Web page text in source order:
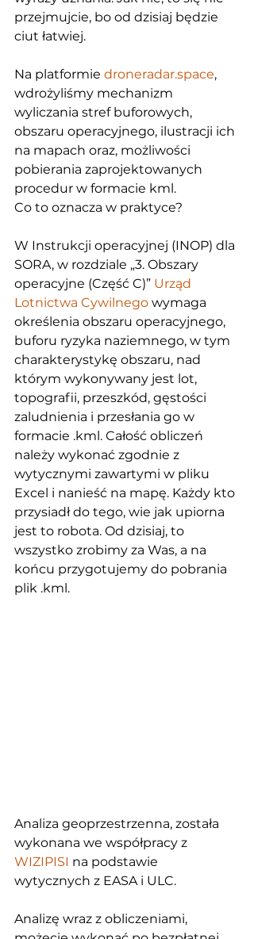
przejmujcie, bo od dzisiaj będzie
ciut łatwiej.
Na platformie droneradar.space,
wdrożyliśmy mechanizm
wyliczania stref buforowych,
obszaru operacyjnego, ilustracji ich
na mapach oraz, możliwości
pobierania zaprojektowanych
procedur w formacie kml.
Co to oznacza w praktyce?
W Instrukcji operacyjnej (INOP) dla
SORA, w rozdziale „3. Obszary
operacyjne (Część C)” Urząd
Lotnictwa Cywilnego wymaga
określenia obszaru operacyjnego,
buforu ryzyka naziemnego, w tym
charakterystykę obszaru, nad
którym wykonywany jest lot,
topografii, przeszkód, gęstości
zaludnienia i przesłania go w
formacie .kml. Całość obliczeń
należy wykonać zgodnie z
wytycznymi zawartymi w pliku
Excel i nanieść na mapę. Każdy kto
przysiadł do tego, wie jak upiorna
jest to robota. Od dzisiaj, to
wszystko zrobimy za Was, a na
końcu przygotujemy do pobrania
plik .kml.
Analiza geoprzestrzenna, została
wykonana we współpracy z
WIZIPISI na podstawie
wytycznych z EASA i ULC.
Analizę wraz z obliczeniami,